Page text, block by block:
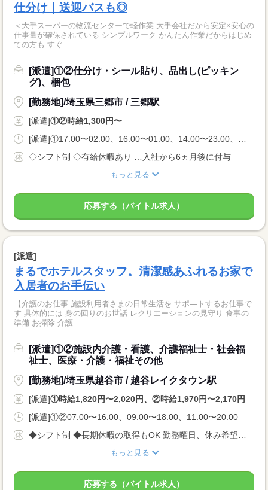
仕分け｜送迎バスも◎
＜大手スーパーの物流センターで軽作業 大手会社だから安定×安心の
仕事量が確保されている シンプルワーク かんたん作業だからはじめ
ての方も すぐ...
[派遣]①②仕分け・シール貼り、品出し(ピッキン
グ)、梱包
[勤務地]/埼玉県三郷市 / 三郷駅
[派遣]①②時給1,300円〜
◇シフト制 ◇有給休暇あり …入社から6ヵ月後に付与
もっと見る
応募する（バイトル求人）
[派遣]
まるでホテルスタッフ。清潔感あふれるお家で
入居者のお手伝い
【介護のお仕事 施設利用者さまの日常生活を サポ—トするお仕事で
す 具体的には 身の回りのお世話 レクリエーションの見守り 食事の
準備 お掃除 介護...
[派遣]①②施設内介護・看護、介護福祉士・社会福
祉士、医療・介護・福祉その他
[勤務地]/埼玉県越谷市 / 越谷レイクタウン駅
[派遣]①時給1,820円〜2,020円、②時給1,970円〜2,170円
[派遣]①②07:00〜16:00、09:00〜18:00、11:00〜20:00
もっと見る
応募する（バイトル求人）